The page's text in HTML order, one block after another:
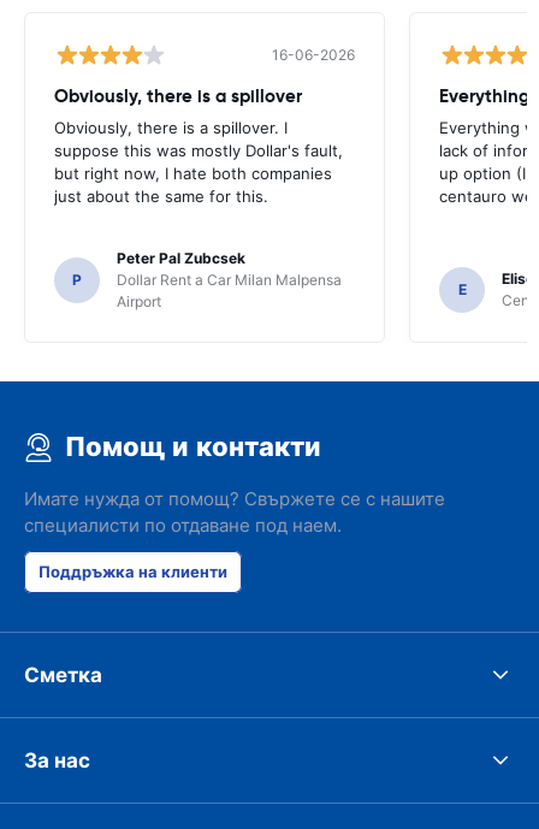
16-06-2026
Obviously, there is a spillover
Obviously, there is a spillover. I
suppose this was mostly Dollar's fault,
but right now, I hate both companies
just about the same for this.
P
Peter Pal Zubcsek
Dollar Rent a Car Milan Malpensa
Airport
Everything
Everything
lack of
up option (I
centauro
E
Помощ и контакти
Имате нужда от помощ? Свържете се с нашите
специалисти по отдаване под наем.
Поддръжка на клиенти
Сметка
За нас